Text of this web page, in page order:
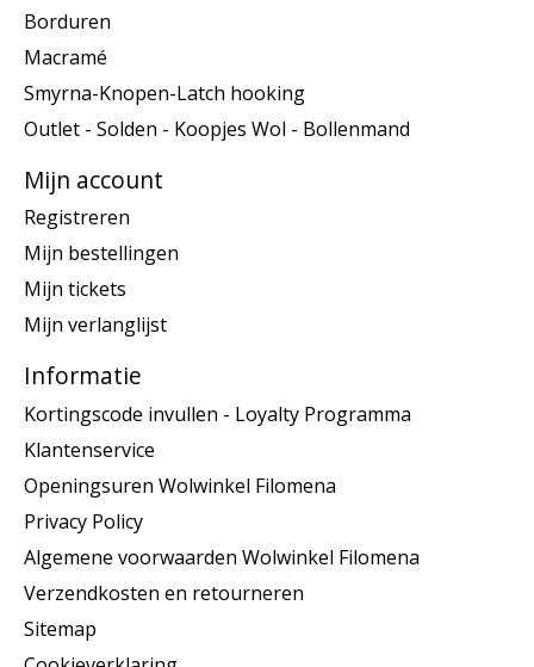
Borduren
Macramé
Smyrna-Knopen-Latch hooking
Outlet - Solden - Koopjes Wol - Bollenmand
Mijn account
Registreren
Mijn bestellingen
Mijn tickets
Mijn verlanglijst
Informatie
Kortingscode invullen - Loyalty Programma
Klantenservice
Openingsuren Wolwinkel Filomena
Privacy Policy
Algemene voorwaarden Wolwinkel Filomena
Verzendkosten en retourneren
Sitemap